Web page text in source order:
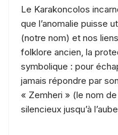
Le Karakoncolos
que l’anomalie puisse
(notre nom) et nos
folklore ancien, la
symbolique : pour
jamais répondre par
« Zemheri » (le nom
silencieux jusqu’à